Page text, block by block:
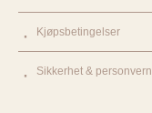
Kjøpsbetingelser
Sikkerhet & personvern